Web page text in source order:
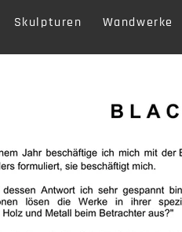
Skulpturen Wandwerke